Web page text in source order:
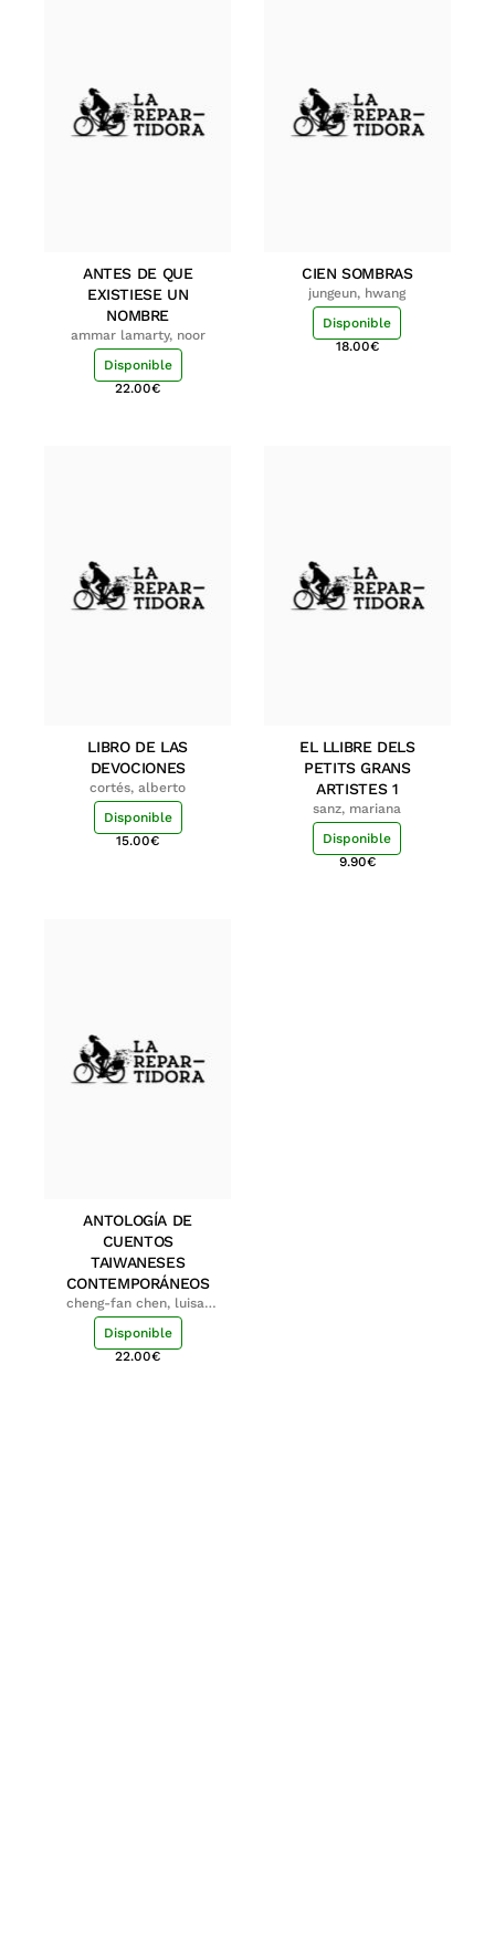
ANTES DE QUE
EXISTIESE UN
NOMBRE
ammar lamarty, noor
Disponible
22.00€
CIEN SOMBRAS
jungeun, hwang
Disponible
18.00€
LIBRO DE LAS
DEVOCIONES
cortés, alberto
Disponible
15.00€
EL LLIBRE DELS
PETITS GRANS
ARTISTES 1
sanz, mariana
Disponible
9.90€
ANTOLOGÍA DE
CUENTOS
TAIWANESES
CONTEMPORÁNEOS
cheng-fan chen, luisa;
shu-ying chang, luisa
Disponible
22.00€